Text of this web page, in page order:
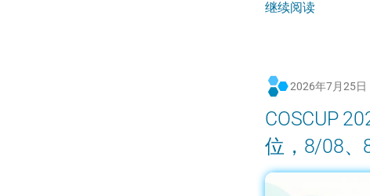
继续阅读
2026年7月25日
COSCUP
位，8/08、